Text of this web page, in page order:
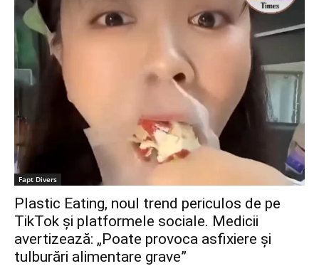
Fapt Divers
Plastic Eating, noul trend periculos de pe
TikTok și platformele sociale. Medicii
avertizează: „Poate provoca asfixiere și
tulburări alimentare grave”